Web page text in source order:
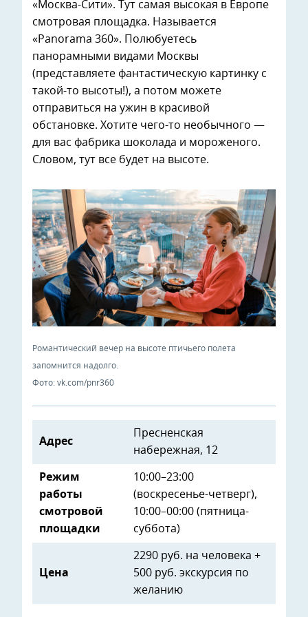
«Москва-Сити». Тут самая высокая в Европе
смотровая площадка. Называется
«Panorama 360». Полюбуетесь
панорамными видами Москвы
(представляете фантастическую картинку с
такой-то высоты!), а потом можете
отправиться на ужин в красивой
обстановке. Хотите чего-то необычного —
для вас фабрика шоколада и мороженого.
Словом, тут все будет на высоте.
Романтический вечер на высоте птичьего полета
запомнится надолго.
Фото: vk.com/pnr360
Адрес
Пресненская
набережная, 12
Режим
работы
смотровой
площадки
10:00–23:00
(воскресенье-четверг),
10:00–00:00 (пятница-
суббота)
Цена
2290 руб. на человека +
500 руб. экскурсия по
желанию